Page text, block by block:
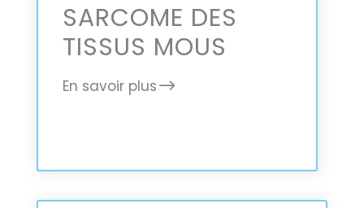
SARCOME DES
TISSUS MOUS
En savoir plus